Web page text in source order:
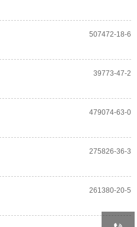
507472-18-6
39773-47-2
479074-63-0
275826-36-3
261380-20-5